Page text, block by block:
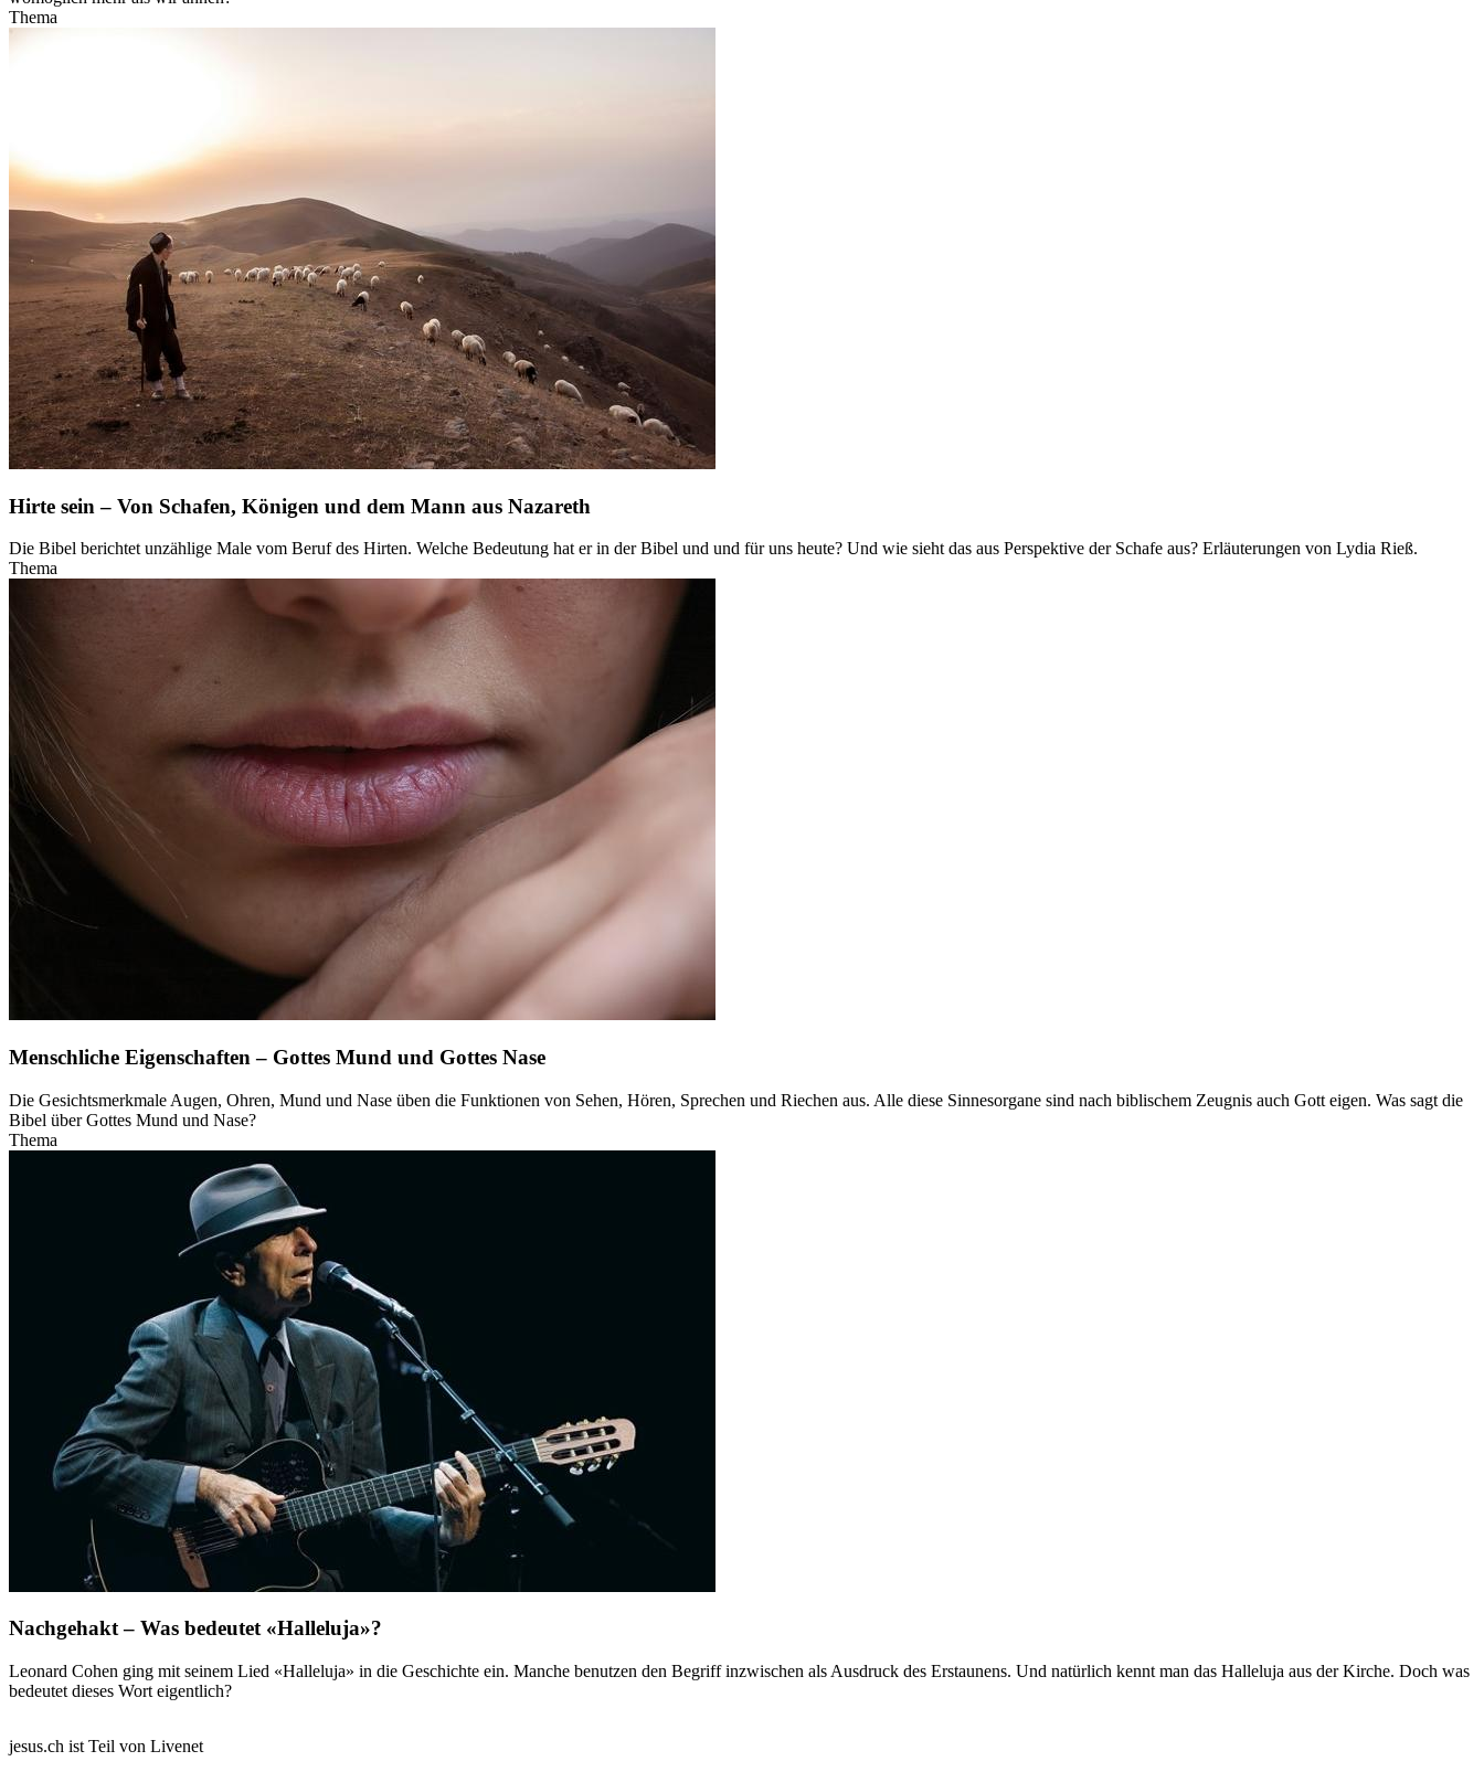
Thema
Hirte sein – Von Schafen, Königen und dem Mann aus Nazareth
Die Bibel berichtet unzählige Male vom Beruf des Hirten. Welche Bedeutung hat er in der Bibel und und für uns heute? Und wie sieht das aus Perspektive der Schafe aus? Erläuterungen von Lydia Rieß.
Thema
Menschliche Eigenschaften – Gottes Mund und Gottes Nase
Die Gesichtsmerkmale Augen, Ohren, Mund und Nase üben die Funktionen von Sehen, Hören, Sprechen und Riechen aus. Alle diese Sinnesorgane sind nach biblischem Zeugnis auch Gott eigen. Was sagt die
Bibel über Gottes Mund und Nase?
Thema
Nachgehakt – Was bedeutet «Halleluja»?
Leonard Cohen ging mit seinem Lied «Halleluja» in die Geschichte ein. Manche benutzen den Begriff inzwischen als Ausdruck des Erstaunens. Und natürlich kennt man das Halleluja aus der Kirche. Doch was
bedeutet dieses Wort eigentlich?
jesus.ch ist Teil von Livenet